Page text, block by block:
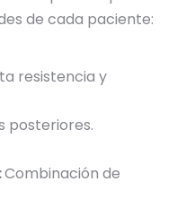
de cada paciente:
resistencia y
posteriores.
Combinación de